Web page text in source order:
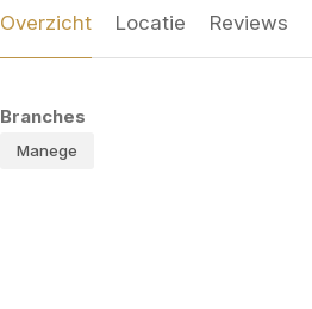
Overzicht Locatie Reviews
Branches
Manege